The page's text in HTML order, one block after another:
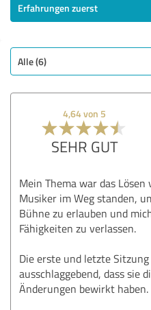
SEHR GUT
Nutzen
Leistungen
Durchführung
Beratung
Bewertung anzeigen
Erfahrungen zuerst
Alle (6)
4,64 von 5
SEHR GUT
Mein Thema war das
Musiker im Weg standen,
Bühne zu erlauben und
Fähigkeiten zu verlassen.
Die erste und letzte
ausschlaggebend, dass sie
Änderungen bewirkt haben.